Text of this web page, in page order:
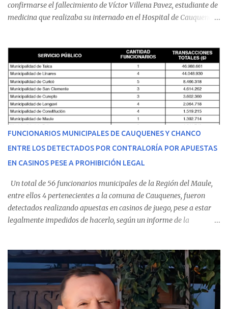
confirmarse el fallecimiento de Víctor Villena Pavez, estudiante de
medicina que realizaba su internado en el Hospital de Cauquenes.
malestares físicos. Dada la complejidad de su estado de salud, el
equipo médico determinó su traslado de urgencia al Hospital
Regional de Talca y dado la urgencia la ambulancia partió hacia
Talca con escolta de Carabineros. En medio del traslado, el
estudiante de medicina de 25 años, se agravó y pese a los esfuerzos
del personal de emergencia terminó falleciendo, sin alcanzar a
recibir atención especializada en el centro de destino. Apenas se
conoció la gravedad de su condición, sus padres —residentes en
Villarrica— se trasladaron a Cauquenes con la esperanza de una
evolución favorable. No obstante, alrededo...
FUNCIONARIOS MUNICIPALES DE CAUQUENES Y CHANCO
ENTRE LOS DETECTADOS POR CONTRALORÍA POR APUESTAS
EN CASINOS PESE A PROHIBICIÓN LEGAL
Un total de 56 funcionarios municipales de la Región del Maule,
entre ellos 4 pertenecientes a la comuna de Cauquenes, fueron
detectados realizando apuestas en casinos de juego, pese a estar
legalmente impedidos de hacerlo, según un informe de la
estableció que estos funcionarios —quienes administran o
custodian fondos públicos— efectuaron transacciones por un
monto total de $116.075.918 entre enero de 2024 y junio de 2025.
En el detalle regional, se indica que en la comuna de Cauquenes se
identificó a cuatro funcionarios involucrados en este tipo de